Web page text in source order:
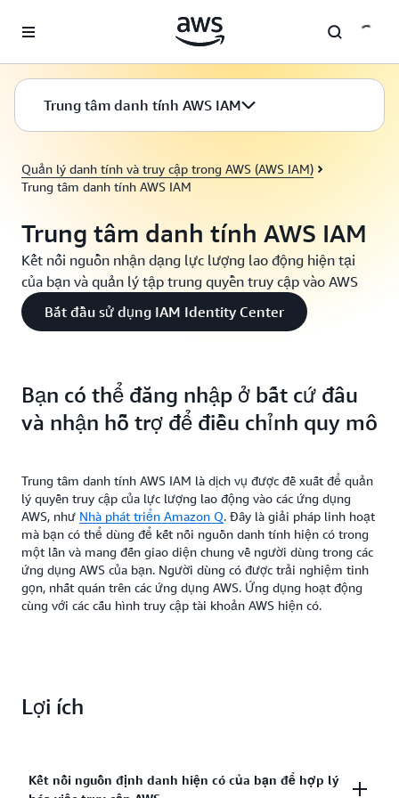
Trung tâm danh tính AWS IAM
Quản lý danh tính và truy cập trong AWS (AWS IAM)
Trung tâm danh tính AWS IAM
Trung tâm danh tính AWS IAM
Kết nối nguồn nhận dạng lực lượng lao động hiện tại
của bạn và quản lý tập trung quyền truy cập vào AWS
Bắt đầu sử dụng IAM Identity Center
Bạn có thể đăng nhập ở bất cứ đâu
và nhận hỗ trợ để điều chỉnh quy mô
Trung tâm danh tính AWS IAM là dịch vụ được đề xuất để quản
lý quyền truy cập của lực lượng lao động vào các ứng dụng
AWS, như Nhà phát triển Amazon Q. Đây là giải pháp linh hoạt
mà bạn có thể dùng để kết nối nguồn danh tính hiện có trong
một lần và mang đến giao diện chung về người dùng trong các
ứng dụng AWS của bạn. Người dùng có được trải nghiệm tinh
gọn, nhất quán trên các ứng dụng AWS. Ứng dụng hoạt động
cùng với các cấu hình truy cập tài khoản AWS hiện có.
Lợi ích
Kết nối nguồn định danh hiện có của bạn để hợp lý